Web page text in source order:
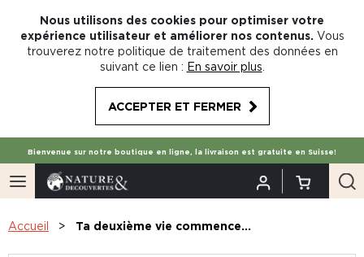
Nous utilisons des cookies pour optimiser votre
expérience utilisateur et améliorer nos contenus. Vous
trouverez notre politique de traitement des données en
suivant ce lien : En savoir plus
ACCEPTER ET FERMER
Bienvenue sur notre boutique en ligne, la livraison est gratuite en Suisse!
Accueil Ta deuxième vie commence...